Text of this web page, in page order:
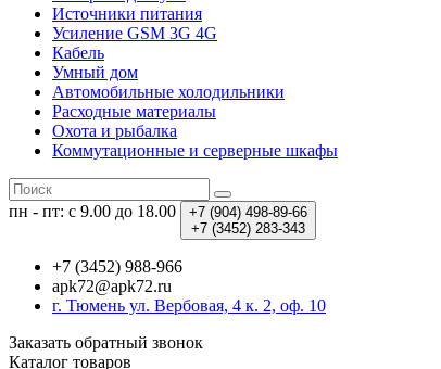
Источники питания
Усиление GSM 3G 4G
Кабель
Умный дом
Автомобильные холодильники
Расходные материалы
Охота и рыбалка
Коммутационные и серверные шкафы
пн - пт: с 9.00 до 18.00 +7 (904) 498-89-66
+7 (3452) 283-343
+7 (3452) 988-966
apk72@apk72.ru
г. Тюмень ул. Вербовая, 4 к. 2, оф. 10
Заказать обратный звонок
Каталог товаров